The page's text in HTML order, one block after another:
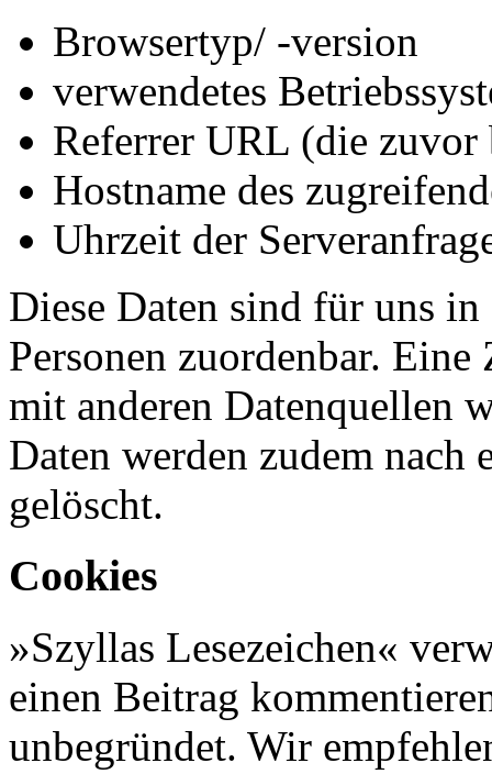
Browsertyp/ -version
verwendetes
Referrer URL (die zuvor
Hostname des
Uhrzeit der
Diese Daten sind für uns
Personen zuordenbar.
mit anderen Datenquellen
Daten werden zudem nach
gelöscht.
Cookies
»Szyllas Lesezeichen«
einen Beitrag
unbegründet. Wir